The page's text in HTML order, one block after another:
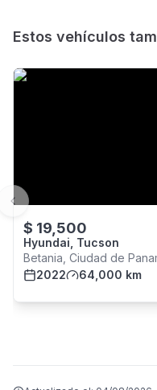
Estos vehículos
$ 19,500
Hyundai, Tucson
Betania, Ciudad de
2022
64,000 km
Previous slide